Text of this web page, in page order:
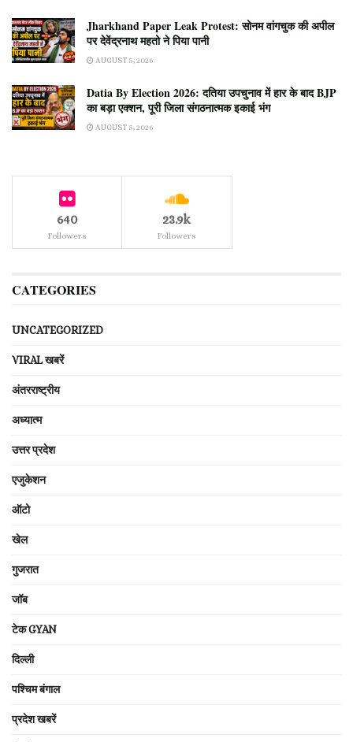
Jharkhand Paper Leak Protest: सोनम वांगचुक की अपील
पर देवेंद्रनाथ महतो ने पिया पानी
AUGUST 5, 2026
Datia By Election 2026: दतिया उपचुनाव में हार के बाद BJP
का बड़ा एक्शन, पूरी जिला संगठनात्मक इकाई भंग
AUGUST 5, 2026
640
Followers
23.9k
Followers
CATEGORIES
UNCATEGORIZED
VIRAL खबरें
अंतरराष्ट्रीय
अध्यात्म
उत्तर प्रदेश
एजुकेशन
ऑटो
खेल
गुजरात
जॉब
टेक GYAN
दिल्ली
पश्चिम बंगाल
प्रदेश खबरें